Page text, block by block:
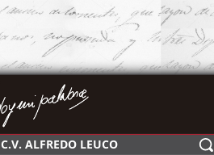
C.V. ALFREDO LEUCO